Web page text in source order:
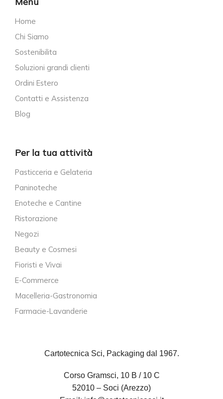
Home
Chi Siamo
Sostenibilita
Soluzioni grandi clienti
Ordini Estero
Contatti e Assistenza
Blog
Per la tua attività
Pasticceria e Gelateria
Paninoteche
Enoteche e Cantine
Ristorazione
Negozi
Beauty e Cosmesi
Fioristi e Vivai
E-Commerce
Macelleria-Gastronomia
Farmacie-Lavanderie
Cartotecnica Sci, Packaging dal 1967.
Corso Gramsci, 10 B / 10 C
52010 – Soci (Arezzo)